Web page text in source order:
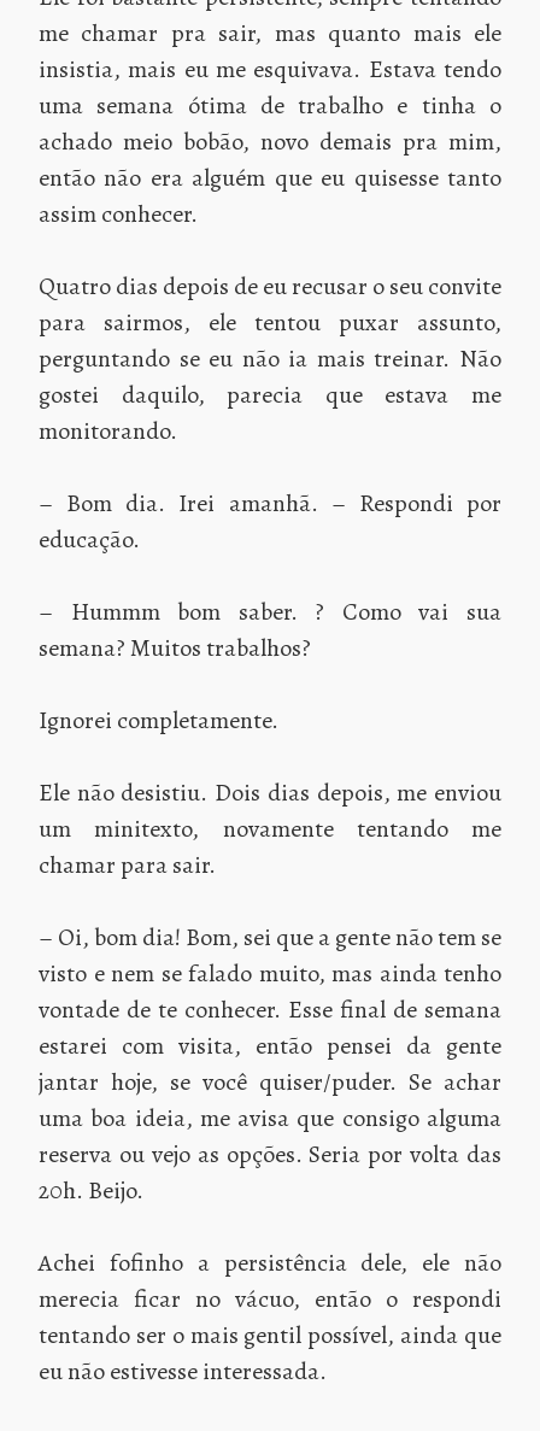
me chamar pra sair, mas quanto mais ele
insistia, mais eu me esquivava. Estava tendo
uma semana ótima de trabalho e tinha o
achado meio bobão, novo demais pra mim,
então não era alguém que eu quisesse tanto
assim conhecer.
Quatro dias depois de eu recusar o seu convite
para sairmos, ele tentou puxar assunto,
perguntando se eu não ia mais treinar. Não
gostei daquilo, parecia que estava me
monitorando.
– Bom dia. Irei amanhã. – Respondi por
educação.
– Hummm bom saber. ? Como vai sua
semana? Muitos trabalhos?
Ignorei completamente.
Ele não desistiu. Dois dias depois, me enviou
um minitexto, novamente tentando me
chamar para sair.
– Oi, bom dia! Bom, sei que a gente não tem se
visto e nem se falado muito, mas ainda tenho
vontade de te conhecer. Esse final de semana
estarei com visita, então pensei da gente
jantar hoje, se você quiser/puder. Se achar
uma boa ideia, me avisa que consigo alguma
reserva ou vejo as opções. Seria por volta das
20h. Beijo.
Achei fofinho a persistência dele, ele não
merecia ficar no vácuo, então o respondi
tentando ser o mais gentil possível, ainda que
eu não estivesse interessada.